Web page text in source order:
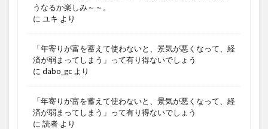
うなるか楽しみ～～。
に ユキ より
「年寄りが富を蓄えて使わないと、景気が悪くなって、経
済が弱まってしまう」って有り得ないでしょう
に dabo_gc より
「年寄りが富を蓄えて使わないと、景気が悪くなって、経
済が弱まってしまう」って有り得ないでしょう
に 読者 より